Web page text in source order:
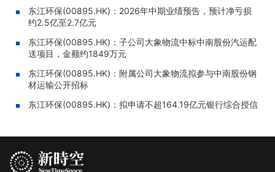
东江环保(00895.HK)：2026年中期业绩预告，预计净亏损
约2.5亿至2.7亿元
东江环保(00895.HK)：子公司大象物流中标中南股份汽运配
送项目，金额约1849万元
东江环保(00895.HK)：附属公司大象物流拟参与中南股份钢
材运输公开招标
东江环保(00895.HK)：拟申请不超164.19亿元银行综合授信